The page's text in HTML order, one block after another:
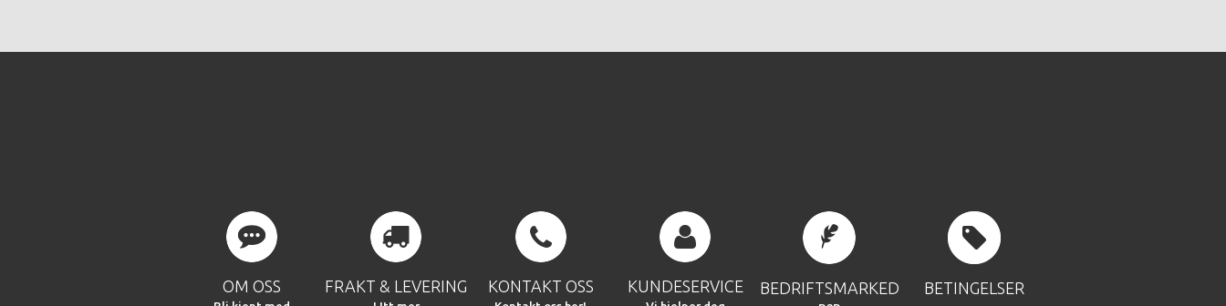
OM OSS FRAKT & LEVERING KONTAKT OSS KUNDESERVICE BEDRIFTSMARKED BETINGELSER